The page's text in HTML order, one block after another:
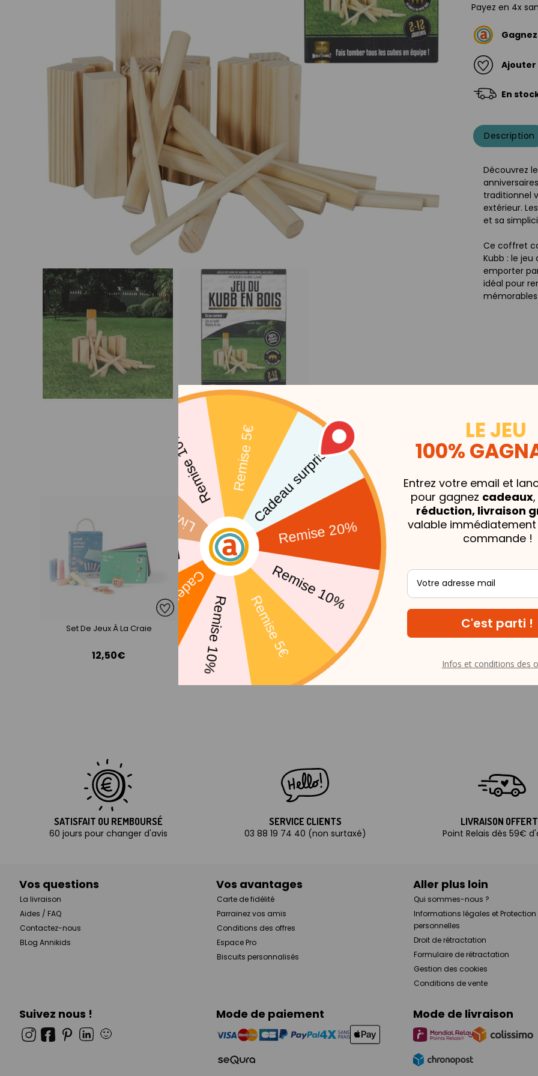
Payez en 4x
Ajouter
En
Description
Découvrez
traditionnel
extérieur.
et sa
Ce coffret
Kubb : le
emporter
idéal pour
mémorables.
VOUS AIMEREZ AUSSI...
Set De Jeux À La Craie
12,50€
3 Ballons Punchball Foot
4,90€
6 Sets De Table Activités - Pretty
Princess
6 Sets De
SATISFAIT OU REMBOURSÉ
60 jours pour changer d'avis
SERVICE CLIENTS
03 88 19 74 40 (non surtaxé)
LIVRAISON
Point Relais dès 59€
Vos questions
La livraison
Aides / FAQ
Contactez-nous
BLog Annikids
Vos avantages
Carte de fidélité
Parrainez vos amis
Conditions des offres
Espace Pro
Biscuits personnalisés
Aller plus loin
Qui sommes-nous ?
Informations légales et
personnelles
Droit de rétractation
Formulaire de rétractation
Gestion des cookies
Conditions de vente
Suivez nous !
🙂
Mode de paiement Mode de livraison
Entrez votre email et
pour gagnez cadeaux,
réduction, livraison
valable
commande !
Infos et conditions des
100%
LE JEU